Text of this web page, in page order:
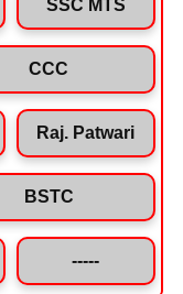
SSC MTS
CCC
Raj. Patwari
BSTC
-----